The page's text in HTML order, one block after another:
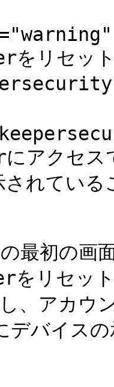
をリセッ
アクセス
されてい
最初の
をリセッ
、アカウ
バイスの